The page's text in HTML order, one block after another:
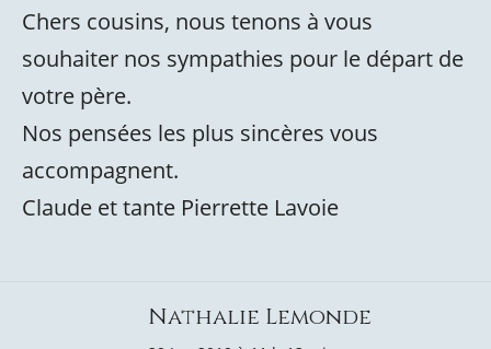
Chers cousins, nous tenons à vous
souhaiter nos sympathies pour le départ de
votre père.
Nos pensées les plus sincères vous
accompagnent.
Claude et tante Pierrette Lavoie
Nathalie Lemonde